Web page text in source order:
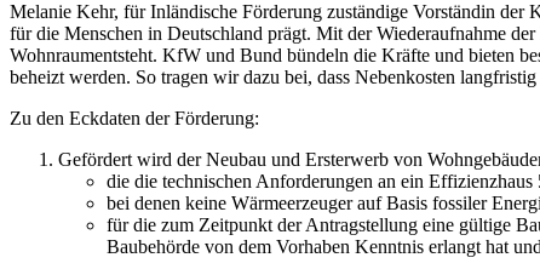
Melanie Kehr, für Inländische Förderung zuständige Vorständin
für die Menschen in Deutschland prägt. Mit der Wiederaufnahme
Wohnraumentsteht. KfW und Bund bündeln die Kräfte und bieten
beheizt werden. So tragen wir dazu bei, dass Nebenkosten
Zu den Eckdaten der Förderung:
Gefördert wird der Neubau und Ersterwerb von
die die technischen Anforderungen an ein Effizienzhaus
bei denen keine Wärmeerzeuger auf Basis fossiler
für die zum Zeitpunkt der Antragstellung eine gültige
Baubehörde von dem Vorhaben Kenntnis erlangt hat